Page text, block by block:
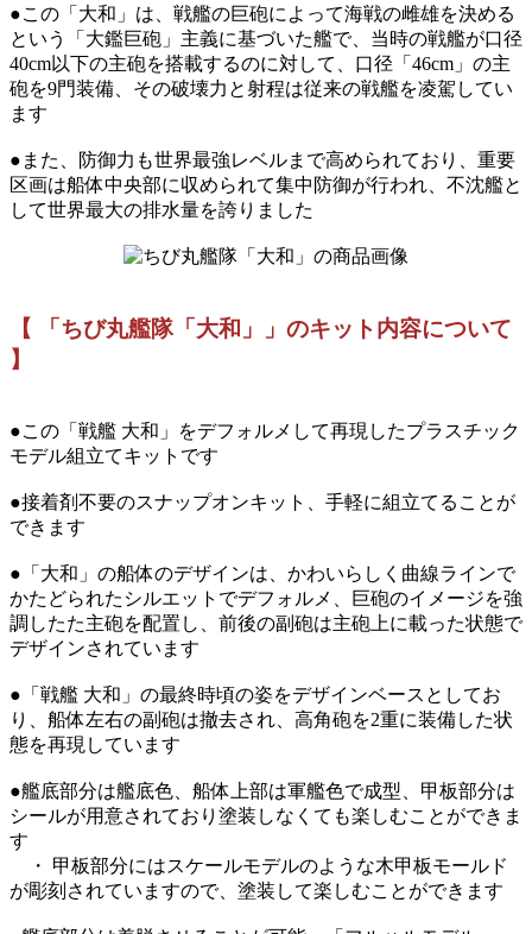
●この「大和」は、戦艦の巨砲によって海戦の雌雄を決める
という「大鑑巨砲」主義に基づいた艦で、当時の戦艦が口径
40cm以下の主砲を搭載するのに対して、口径「46cm」の主
砲を9門装備、その破壊力と射程は従来の戦艦を凌駕してい
ます
●また、防御力も世界最強レベルまで高められており、重要
区画は船体中央部に収められて集中防御が行われ、不沈艦と
して世界最大の排水量を誇りました
【 「ちび丸艦隊「大和」」のキット内容について
】
●この「戦艦 大和」をデフォルメして再現したプラスチック
モデル組立てキットです
●接着剤不要のスナップオンキット、手軽に組立てることが
できます
●「大和」の船体のデザインは、かわいらしく曲線ラインで
かたどられたシルエットでデフォルメ、巨砲のイメージを強
調したた主砲を配置し、前後の副砲は主砲上に載った状態で
デザインされています
●「戦艦 大和」の最終時頃の姿をデザインベースとしてお
り、船体左右の副砲は撤去され、高角砲を2重に装備した状
態を再現しています
●艦底部分は艦底色、船体上部は軍艦色で成型、甲板部分は
シールが用意されており塗装しなくても楽しむことができま
す
・ 甲板部分にはスケールモデルのような木甲板モールド
が彫刻されていますので、塗装して楽しむことができます